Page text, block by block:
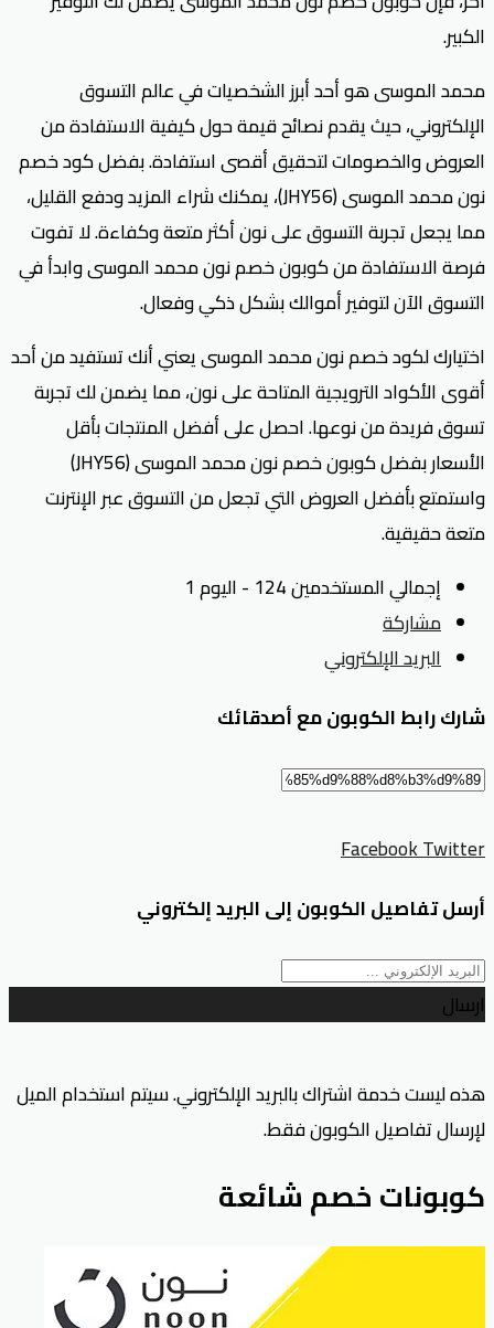
الكبير.
محمد الموسى هو أحد أبرز الشخصيات في عالم التسوق
الإلكتروني، حيث يقدم نصائح قيمة حول كيفية الاستفادة من
العروض والخصومات لتحقيق أقصى استفادة. بفضل كود خصم
نون محمد الموسى (JHY56)، يمكنك شراء المزيد ودفع القليل،
مما يجعل تجربة التسوق على نون أكثر متعة وكفاءة. لا تفوت
فرصة الاستفادة من كوبون خصم نون محمد الموسى وابدأ في
التسوق الآن لتوفير أموالك بشكل ذكي وفعال.
اختيارك لكود خصم نون محمد الموسى يعني أنك تستفيد من أحد
أقوى الأكواد الترويجية المتاحة على نون، مما يضمن لك تجربة
تسوق فريدة من نوعها. احصل على أفضل المنتجات بأقل
الأسعار بفضل كوبون خصم نون محمد الموسى (JHY56)
واستمتع بأفضل العروض التي تجعل من التسوق عبر الإنترنت
متعة حقيقية.
إجمالي المستخدمين 124 - اليوم 1
مشاركة
البريد الإلكتروني
شارك رابط الكوبون مع أصدقائك
FacebookTwitter
أرسل تفاصيل الكوبون إلى البريد إلكتروني
ارسال
هذه ليست خدمة اشتراك بالبريد الإلكتروني. سيتم استخدام الميل
لإرسال تفاصيل الكوبون فقط.
كوبونات خصم شائعة